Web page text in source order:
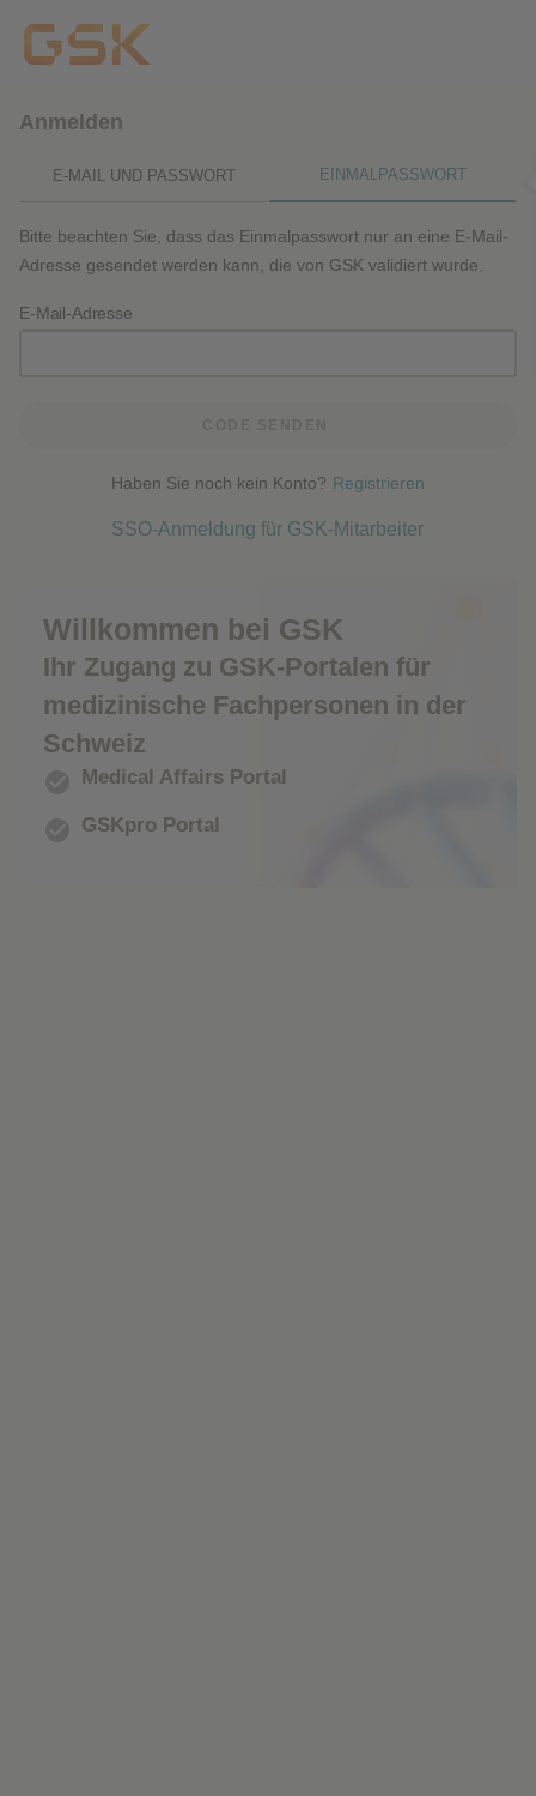
Anmelden
E-MAIL UND PASSWORT EINMALPASSWORT
Bitte beachten Sie, dass das Einmalpasswort nur an eine E-Mail-
Adresse gesendet werden kann, die von GSK validiert wurde.
E-Mail-Adresse
Haben Sie noch kein Konto? Registrieren
SSO-Anmeldung für GSK-Mitarbeiter
Willkommen bei GSK
Ihr Zugang zu GSK-Portalen für
medizinische Fachpersonen in der
Schweiz
Medical Affairs Portal
GSKpro Portal